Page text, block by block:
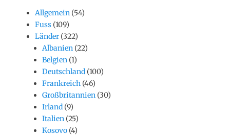
Allgemein (54)
Fuss (109)
Länder (322)
Albanien (22)
Belgien (1)
Deutschland (100)
Frankreich (46)
Großbritannien (30)
Irland (9)
Italien (25)
Kosovo (4)